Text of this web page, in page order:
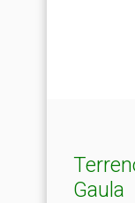
Gaula